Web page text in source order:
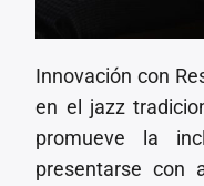
Innovación con
en el jazz
promueve la
presentarse con